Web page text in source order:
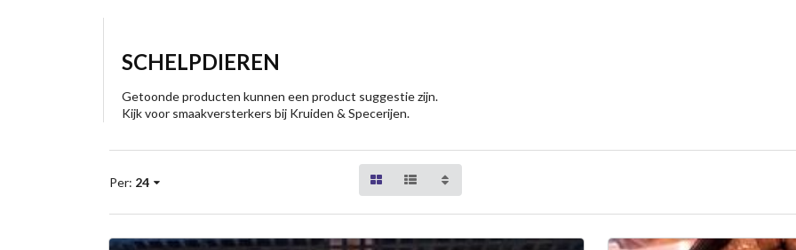
SCHELPDIEREN
Getoonde producten kunnen een product suggestie zijn.
Kijk voor smaakversterkers bij Kruiden & Specerijen.
Per: 24